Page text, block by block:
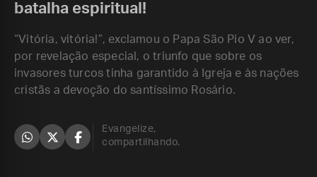
batalha espiritual!
“Vitória, vitória!”, exclamou o Papa São Pio V ao ver,
por revelação especial, o triunfo que sobre os
invasores turcos tinha garantido à Igreja e às nações
cristãs a devoção do santíssimo Rosário.
Evangelize,
compartilhando.